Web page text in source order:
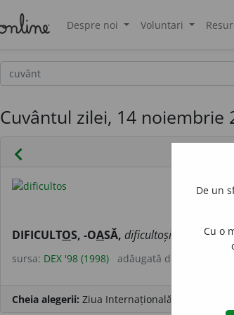
Despre noi Voluntari
Cuvântul zilei, 14 noiembrie
chevron_left
DIFICULTOS, -OASĂ, dificultoși, -oase, adj. (
sursa: DEX '98 (1998) adăugată de
Cheia alegerii: Ziua Internațională împotriva
De un
Cu o